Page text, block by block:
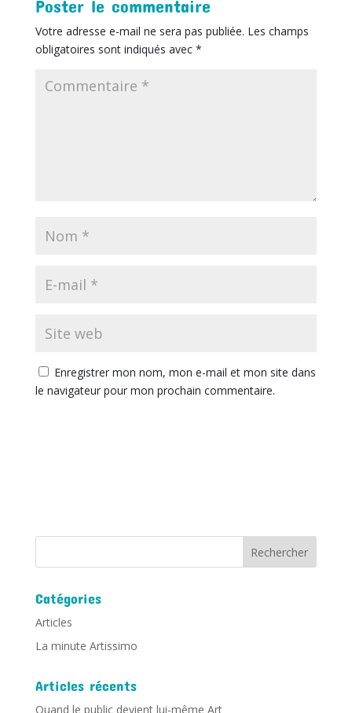
Poster le commentaire
Votre adresse e-mail ne sera pas publiée. Les champs
obligatoires sont indiqués avec *
Enregistrer mon nom, mon e-mail et mon site dans
le navigateur pour mon prochain commentaire.
Catégories
Articles
La minute Artissimo
Articles récents
Quand le public devient lui-même Art